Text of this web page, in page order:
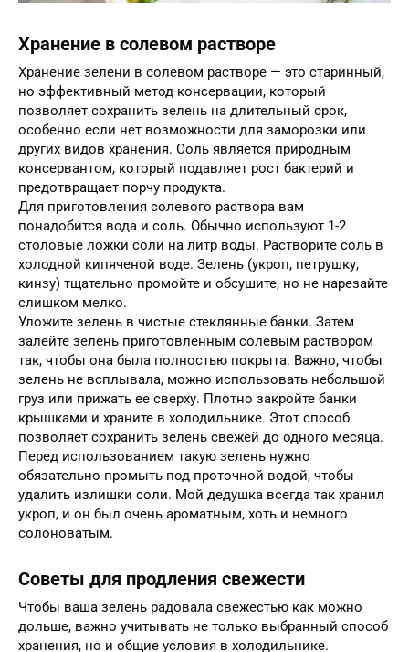
Хранение в солевом растворе
Хранение зелени в солевом растворе — это старинный,
но эффективный метод консервации, который
позволяет сохранить зелень на длительный срок,
особенно если нет возможности для заморозки или
других видов хранения. Соль является природным
консервантом, который подавляет рост бактерий и
предотвращает порчу продукта.
Для приготовления солевого раствора вам
понадобится вода и соль. Обычно используют 1-2
столовые ложки соли на литр воды. Растворите соль в
холодной кипяченой воде. Зелень (укроп, петрушку,
кинзу) тщательно промойте и обсушите, но не нарезайте
слишком мелко.
Уложите зелень в чистые стеклянные банки. Затем
залейте зелень приготовленным солевым раствором
так, чтобы она была полностью покрыта. Важно, чтобы
зелень не всплывала, можно использовать небольшой
груз или прижать ее сверху. Плотно закройте банки
крышками и храните в холодильнике. Этот способ
позволяет сохранить зелень свежей до одного месяца.
Перед использованием такую зелень нужно
обязательно промыть под проточной водой, чтобы
удалить излишки соли. Мой дедушка всегда так хранил
укроп, и он был очень ароматным, хоть и немного
солоноватым.
Советы для продления свежести
Чтобы ваша зелень радовала свежестью как можно
дольше, важно учитывать не только выбранный способ
хранения, но и общие условия в холодильнике.